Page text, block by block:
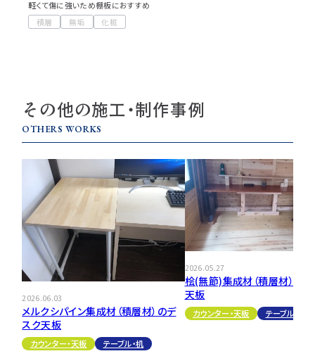
軽くて傷に強いため棚板におすすめ
積層
無垢 化粧
その他の施工・制作事例
OTHERS WORKS
2026.06.03
メルクシパイン集成材（積層材）のデ
スク天板
カウンター・天板 テーブル・机
2026.05.27
桧(無節)集成材（積層材）の
天板
カウンター・天板 テーブル・机